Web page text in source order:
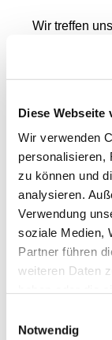
Diese Webseite
Wir verwenden
personalisieren,
zu können und
analysieren.
Verwendung
soziale Medien,
Partner führen
weiteren Daten
Notwendig
Wir treffen
des
Abend
gesorgt und